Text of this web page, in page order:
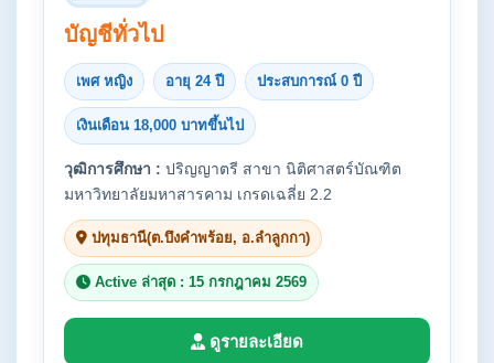
บัญชีทั่วไป
เพศ หญิง อายุ 24 ปี ประสบการณ์ 0 ปี
เงินเดือน 18,000 บาทขึ้นไป
วุฒิการศึกษา : ปริญญาตรี สาขา นิติศาสตร์บัณฑิต
มหาวิทยาลัยมหาสารคาม เกรดเฉลี่ย 2.2
ปทุมธานี(ต.บึงคำพร้อย, อ.ลำลูกกา)
Active ล่าสุด : 15 กรกฎาคม 2569
ดูรายละเอียด